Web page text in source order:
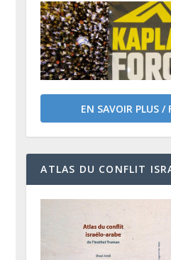
EN SAVOIR PLUS /
ATLAS DU CONFLIT